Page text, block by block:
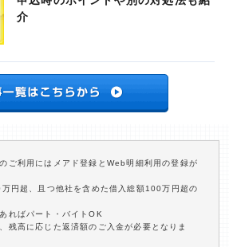
介
ご利用にはメアド登録とWeb明細利用の登録が
円超、且つ他社を含めた借入総額100万円超の
ればパート・バイトOK
残高に応じた返済額のご入金が必要となりま